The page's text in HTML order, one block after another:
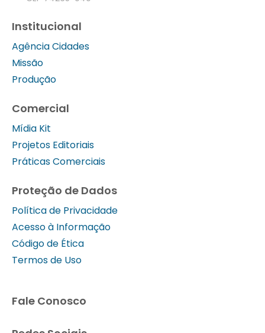
Institucional
Agência Cidades
Missão
Produção
Comercial
Mídia Kit
Projetos Editoriais
Práticas Comerciais
Proteção de Dados
Política de Privacidade
Acesso à Informação
Código de Ética
Termos de Uso
Fale Conosco